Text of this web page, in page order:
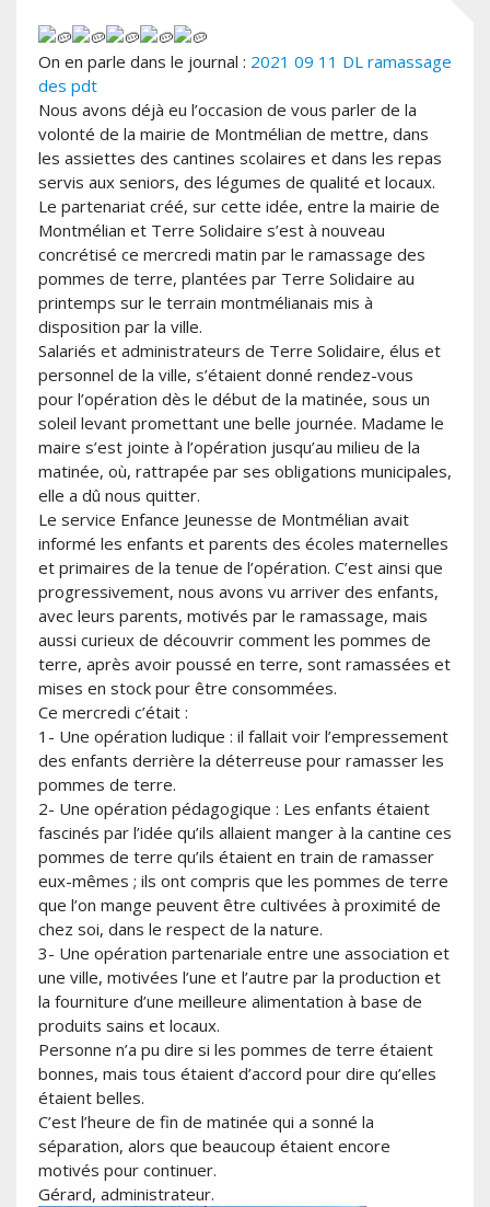
On en parle dans le journal : 2021 09 11 DL ramassage
des pdt
Nous avons déjà eu l’occasion de vous parler de la
volonté de la mairie de Montmélian de mettre, dans
les assiettes des cantines scolaires et dans les repas
servis aux seniors, des légumes de qualité et locaux.
Le partenariat créé, sur cette idée, entre la mairie de
Montmélian et Terre Solidaire s’est à nouveau
concrétisé ce mercredi matin par le ramassage des
pommes de terre, plantées par Terre Solidaire au
printemps sur le terrain montmélianais mis à
disposition par la ville.
Salariés et administrateurs de Terre Solidaire, élus et
personnel de la ville, s’étaient donné rendez-vous
pour l’opération dès le début de la matinée, sous un
soleil levant promettant une belle journée. Madame le
maire s’est jointe à l’opération jusqu’au milieu de la
matinée, où, rattrapée par ses obligations municipales,
elle a dû nous quitter.
Le service Enfance Jeunesse de Montmélian avait
informé les enfants et parents des écoles maternelles
et primaires de la tenue de l’opération. C’est ainsi que
progressivement, nous avons vu arriver des enfants,
avec leurs parents, motivés par le ramassage, mais
aussi curieux de découvrir comment les pommes de
terre, après avoir poussé en terre, sont ramassées et
mises en stock pour être consommées.
Ce mercredi c’était :
1- Une opération ludique : il fallait voir l’empressement
des enfants derrière la déterreuse pour ramasser les
pommes de terre.
2- Une opération pédagogique : Les enfants étaient
fascinés par l’idée qu’ils allaient manger à la cantine ces
pommes de terre qu’ils étaient en train de ramasser
eux-mêmes ; ils ont compris que les pommes de terre
que l’on mange peuvent être cultivées à proximité de
chez soi, dans le respect de la nature.
3- Une opération partenariale entre une association et
une ville, motivées l’une et l’autre par la production et
la fourniture d’une meilleure alimentation à base de
produits sains et locaux.
Personne n’a pu dire si les pommes de terre étaient
bonnes, mais tous étaient d’accord pour dire qu’elles
étaient belles.
C’est l’heure de fin de matinée qui a sonné la
séparation, alors que beaucoup étaient encore
motivés pour continuer.
Gérard, administrateur.